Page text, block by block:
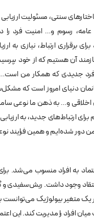
سنتی، مسئولیت ارزیابی
رسوم و… امنیت فرد را
برقراری ارتباط، نیازی به
آن هستیم که از خود
فرد جدیدی که همکار من
دنیای امروز است که
و… به ذهن ما نوعی
ارتباط‌های جدید، به
دور شده‌ایم و همین فرایند
به افراد منسوب می‌شد.
وجود داشت. ریش‌سفیدی و
یک متغیر بیولوژیک
افراد را مدیریت کند. این